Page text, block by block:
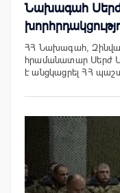
Նախագահ Սերժ
ՀՀ Նախագահ, Զինված
հրամանատար Սերժ
է անցկացրել ՀՀ